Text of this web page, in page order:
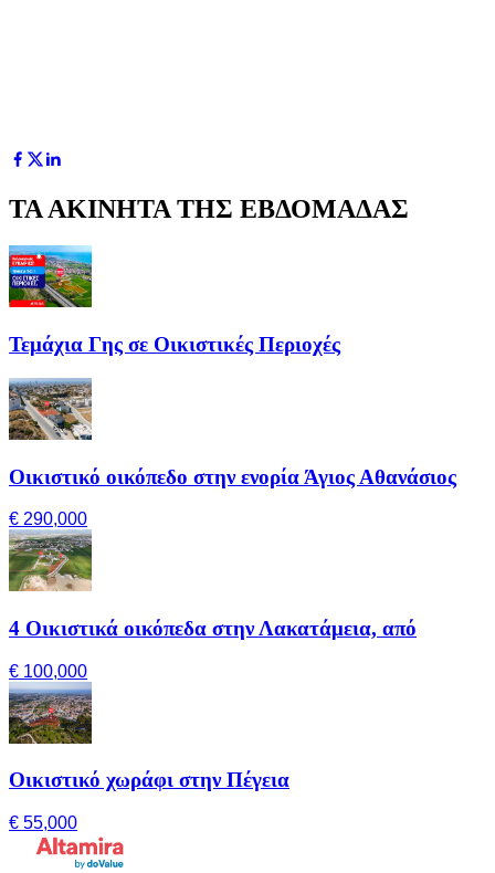
ΤΑ ΑΚΙΝΗΤΑ ΤΗΣ ΕΒΔΟΜΑΔΑΣ
Τεμάχια Γης σε Οικιστικές Περιοχές
Οικιστικό οικόπεδο στην ενορία Άγιος Αθανάσιος
€ 290,000
4 Οικιστικά οικόπεδα στην Λακατάμεια, από
€ 100,000
Οικιστικό χωράφι στην Πέγεια
€ 55,000